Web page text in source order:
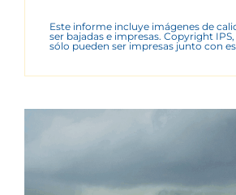
Este informe incluye imágenes de
ser bajadas e impresas. Copyright
sólo pueden ser impresas junto con